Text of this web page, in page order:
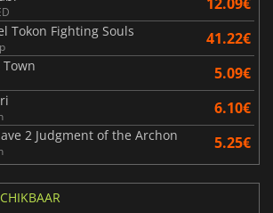
Tokon Fighting Souls 41.22€
Town 5.09€
6.10€
2 Judgment of the Archon 5.25€